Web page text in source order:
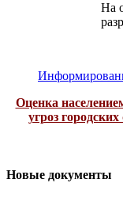
На
Оценка
угроз
Новые документы